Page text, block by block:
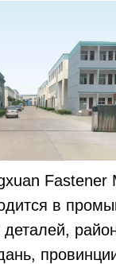
Fastener
в
деталей,